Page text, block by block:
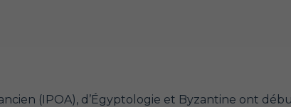
(IPOA), d’Égyptologie et Byzantine ont